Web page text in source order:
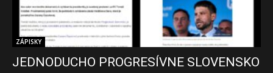
ZÁPISKY
JEDNODUCHO PROGRESÍVNE SLOVENSKO